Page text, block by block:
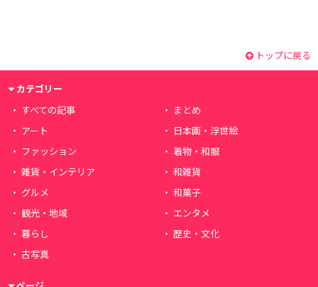
トップに戻る
カテゴリー
すべての記事
まとめ
アート
日本画・浮世絵
ファッション
着物・和服
雑貨・インテリア
和雑貨
グルメ
和菓子
観光・地域
エンタメ
暮らし
歴史・文化
古写真